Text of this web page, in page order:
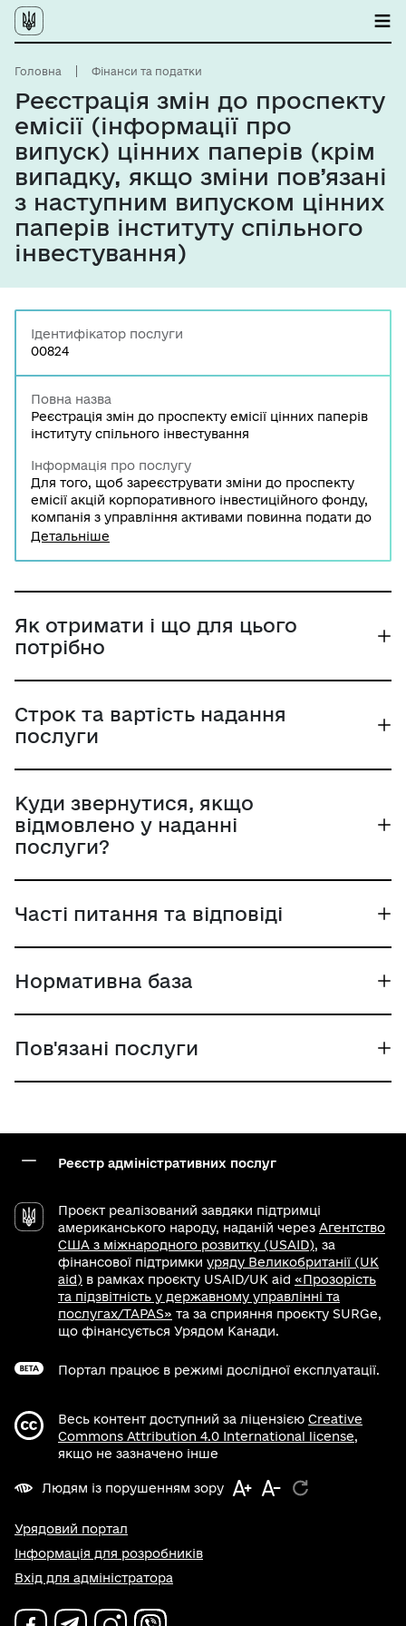
Головна Фінанси та податки
Реєстрація змін до проспекту
емісії (інформації про
випуск) цінних паперів (крім
випадку, якщо зміни пов’язані
з наступним випуском цінних
паперів інституту спільного
інвестування)
Ідентифікатор послуги
00824
Повна назва
Реєстрація змін до проспекту емісії цінних паперів
інституту спільного інвестування
Інформація про послугу
Для того, щоб зареєструвати зміни до проспекту
емісії акцій корпоративного інвестиційного фонду,
компанія з управління активами повинна подати до
Національної комісії з цінних паперів та фондового
Детальніше
Як отримати і що для цього
потрібно
Строк та вартість надання
послуги
Куди звернутися, якщо
відмовлено у наданні
послуги?
Часті питання та відповіді
Нормативна база
Пов'язані послуги
Реєстр адміністративних послуг
Проєкт реалізований завдяки підтримці
американського народу, наданій через Агентство
США з міжнародного розвитку (USAID), за
фінансової підтримки уряду Великобританії (UK
aid) в рамках проєкту USAID/UK aid «Прозорість
та підзвітність у державному управлінні та
послугах/TAPAS» та за сприяння проєкту SURGe,
що фінансується Урядом Канади.
Портал працює в режимі дослідної експлуатації.
Весь контент доступний за ліцензією Creative
Commons Attribution 4.0 International license,
якщо не зазначено інше
Людям із порушенням зору
Урядовий портал
Інформація для розробників
Вхід для адміністратора